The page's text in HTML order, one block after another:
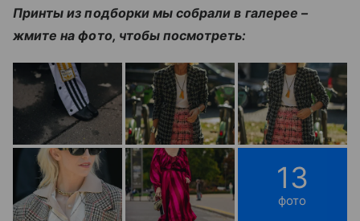
Принты из подборки мы собрали в галерее –
жмите на фото, чтобы посмотреть:
13
фото